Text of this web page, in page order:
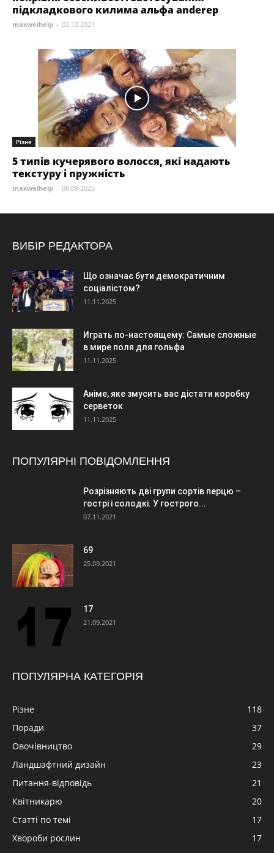
підкладкового килима альфа anderep
maxwelhelp - 02.12.2021
Різне
5 типів кучерявого волосся, які надають
текстуру і пружність
maxwelhelp - 06.09.2025
ВИБІР РЕДАКТОРА
Що означає бути демократичним
соціалістом?
11.11.2025
Играть по-настоящему: Самые сложные
в мире поля для гольфа
11.11.2025
Аніме, яке змусить вас дістати коробку
серветок
11.11.2025
ПОПУЛЯРНІ ПОВІДОМЛЕННЯ
Розрізняють дві групи сортів перцю –
гострі і солодкі. У гострого...
07.11.2021
69
25.09.2021
17
21.09.2021
ПОПУЛЯРНА КАТЕГОРІЯ
Різне
118
Поради
37
Овочівництво
29
Ландшафтний дизайн
23
Питання-відповідь
21
Квітникарю
20
Статті по темі
17
Хвороби рослин
17